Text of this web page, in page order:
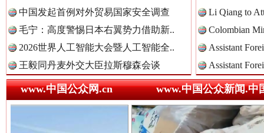
中国企业新闻网.
中国农业新闻网.
世界屋脊 天路回响
中国发起首例对外贸易国家安全调查
毛宁：高度警惕日本右翼势力借助新..
2026世界人工智能大会暨人工智能全..
王毅同丹麦外交大臣拉斯穆森会谈
Li Qiang to
Colombian
Assistant
Assistant
www.中国公众网.cn www.中国公众新闻.中